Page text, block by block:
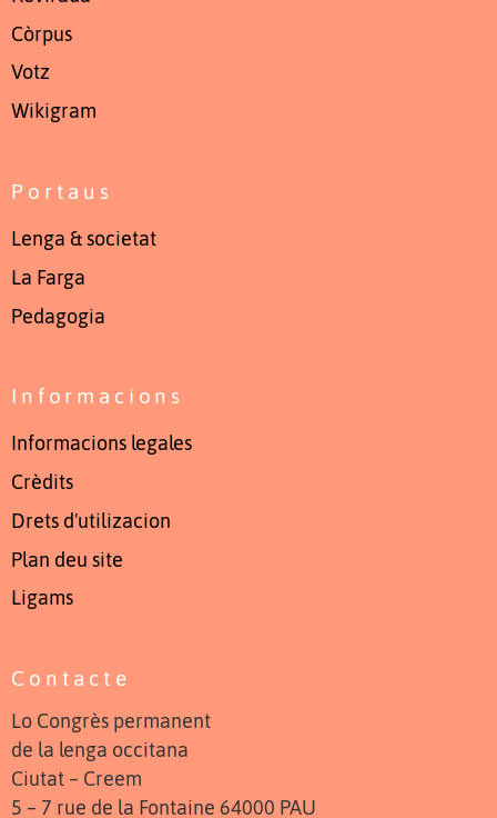
Còrpus
Votz
Wikigram
Portaus
Lenga & societat
La Farga
Pedagogia
Informacions
Informacions legales
Crèdits
Drets d'utilizacion
Plan deu site
Ligams
Contacte
Lo Congrès permanent
de la lenga occitana
Ciutat – Creem
5 – 7 rue de la Fontaine 64000 PAU